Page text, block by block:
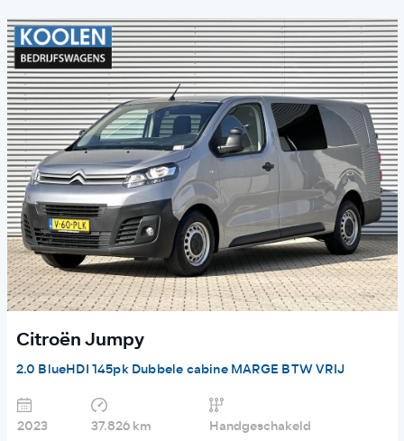
Citroën Jumpy
2.0 BlueHDI 145pk Dubbele cabine MARGE BTW VRIJ
2023 37.826 km Handgeschakeld